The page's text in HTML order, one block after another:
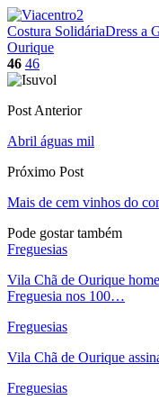
Costura SolidáriaDress a
Ourique
46 46
Post Anterior
Abril águas mil
Próximo Post
Mais de cem vinhos do
Pode gostar também
Freguesias
Vila Chã de Ourique
Freguesia nos 100…
Freguesias
Vila Chã de Ourique
Freguesias